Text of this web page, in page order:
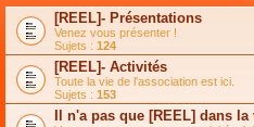
s
s
a
g
e
n
o
n
l
l
e
m
e
s
s
a
g
e
l
t
e
r
l
e
m
e
s
[REEL]- Présentations
Venez vous présenter !
Sujets : 124
[REEL]- Activités
Toute la vie de l'association est ici.
Sujets : 153
Il n'a pas que [REEL] dans la